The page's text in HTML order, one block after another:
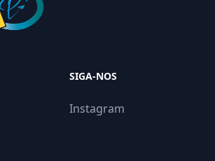
SIGA-NOS
Instagram